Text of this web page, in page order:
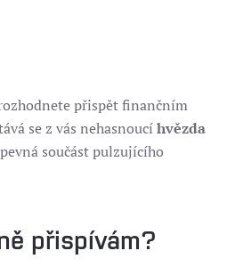
přispět finančním
se z vás nehasnoucíhvězda
součást pulzujícího
přispívám?